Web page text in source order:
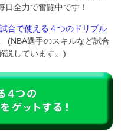
全力で奮闘中です！
合で使える４つのドリブル
(NBA選手のスキルなど試合
説しています。)